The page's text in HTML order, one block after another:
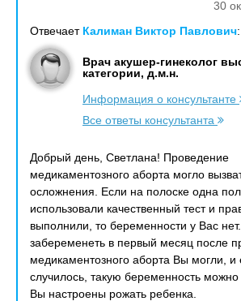
30
Отвечает Калиман Виктор Павлович:
Врач акушер-гинеколог
категории, д.м.н.
Информация о консультанте
Все ответы консультанта
Добрый день, Светлана! Проведение
медикаментозного аборта могло
осложнения. Если на полоске одна
использовали качественный тест и
выполнили, то беременности у Вас
забеременеть в первый месяц после
медикаментозного аборта Вы могли, и
случилось, такую беременность можно
Вы настроены рожать ребенка.